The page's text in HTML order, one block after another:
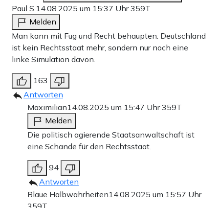
Paul S.14.08.2025 um 15:37 Uhr359T
Melden
Man kann mit Fug und Recht behaupten: Deutschland
ist kein Rechtsstaat mehr, sondern nur noch eine
linke Simulation davon.
163
Antworten
Maximilian14.08.2025 um 15:47 Uhr359T
Melden
Die politisch agierende Staatsanwaltschaft ist
eine Schande für den Rechtsstaat.
94
Antworten
Blaue Halbwahrheiten14.08.2025 um 15:57 Uhr